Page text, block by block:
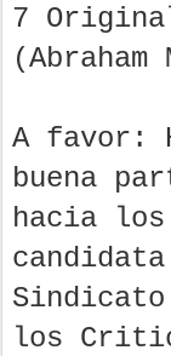
7
A favor:
buena
hacia los
los